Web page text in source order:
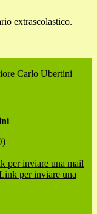
extrascolastico.
Carlo Ubertini
per inviare una mail
per inviare una